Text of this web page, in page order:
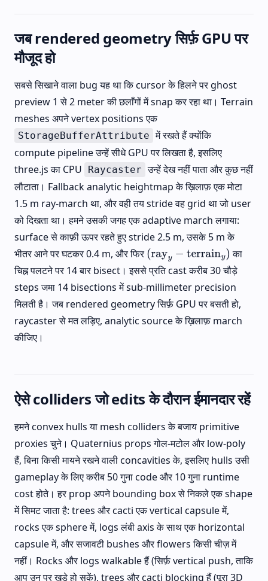
जब rendered geometry सिर्फ़ GPU पर
मौजूद हो
सबसे सिखाने वाला bug यह था कि cursor के हिलने पर ghost
preview 1 से 2 meter की छलाँगों में snap कर रहा था। Terrain
meshes अपने vertex positions एक
StorageBufferAttribute में रखते हैं क्योंकि
compute pipeline उन्हें सीधे GPU पर लिखता है, इसलिए
three.js का CPU
Raycaster उन्हें देख नहीं पाता और कुछ नहीं
लौटाता। Fallback analytic heightmap के ख़िलाफ़ एक मोटा
1.5 m ray-march था, और वही तय stride वह grid था जो user
को दिखता था। हमने उसकी जगह एक adaptive march लगाया:
surface से काफ़ी ऊपर रहते हुए stride 2.5 m, उसके 5 m के
भीतर आने पर घटकर 0.4 m, और फिर(rayy− terrainy)
का
चिह्न पलटने पर 14 बार bisect। इससे प्रति cast करीब 30 चौड़े
steps जमा 14 bisections में sub-millimeter precision
मिलती है। जब rendered geometry सिर्फ़ GPU पर बसती हो,
raycaster से मत लड़िए, analytic source के ख़िलाफ़ march
कीजिए।
ऐसे colliders जो edits के दौरान ईमानदार रहें
हमने convex hulls या mesh colliders के बजाय primitive
proxies चुने। Quaternius props गोल-मटोल और low-poly
हैं, बिना किसी मायने रखने वाली concavities के, इसलिए hulls उसी
gameplay के लिए करीब 50 गुना code और 10 गुना runtime
cost होते। हर prop अपने bounding box से निकले एक shape
में सिमट जाता है: trees और cacti एक vertical capsule में,
rocks एक sphere में, logs लंबी axis के साथ एक horizontal
capsule में, और सजावटी bushes और flowers किसी चीज़ में
नहीं। Rocks और logs walkable हैं (सिर्फ़ vertical push, ताकि
आप उन पर खड़े हो सकें), trees और cacti blocking हैं (पूरा 3D